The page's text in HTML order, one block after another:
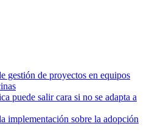
gestión de proyectos en equipos
puede salir cara si no se adapta a
implementación sobre la adopción